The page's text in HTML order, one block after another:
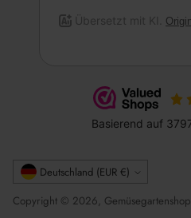
Währung
Deutschland (EUR €)
Copyright © 2026, Gemüsegartenshop